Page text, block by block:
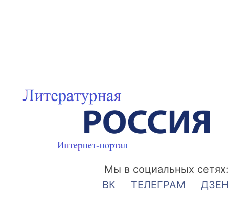
Мы в социальных сетях:
ВК
ТЕЛЕГРАМ ДЗЕН